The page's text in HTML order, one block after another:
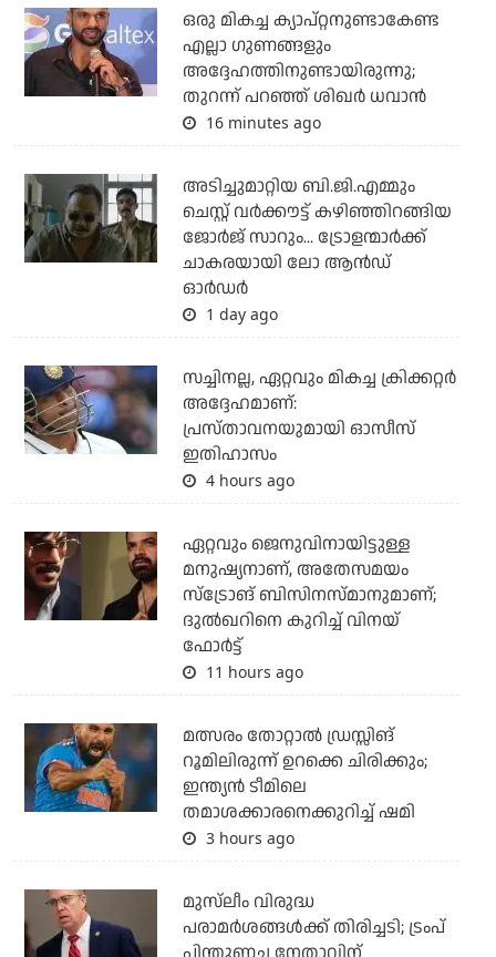
ഒരു മികച്ച ക്യാപ്റ്റനുണ്ടാകേണ്ട
എല്ലാ ഗുണങ്ങളും
അദ്ദേഹത്തിനുണ്ടായിരുന്നു;
തുറന്ന് പറഞ്ഞ് ശിഖര്‍ ധവാന്‍
16 minutes ago
അടിച്ചുമാറ്റിയ ബി.ജി.എമ്മും
ചെസ്റ്റ് വര്‍ക്കൗട്ട് കഴിഞ്ഞിറങ്ങിയ
ജോര്‍ജ് സാറും... ട്രോളന്മാര്‍ക്ക്
ചാകരയായി ലോ ആന്‍ഡ്
ഓര്‍ഡര്‍
1 day ago
സച്ചിനല്ല, ഏറ്റവും മികച്ച ക്രിക്കറ്റര്‍
അദ്ദേഹമാണ്:
പ്രസ്താവനയുമായി ഓസീസ്
ഇതിഹാസം
4 hours ago
ഏറ്റവും ജെനുവിനായിട്ടുള്ള
മനുഷ്യനാണ്, അതേസമയം
സ്‌ട്രോങ് ബിസിനസ്മാനുമാണ്;
ദുല്‍ഖറിനെ കുറിച്ച് വിനയ്
ഫോര്‍ട്ട്
11 hours ago
മത്സരം തോറ്റാല്‍ ഡ്രസ്സിങ്
റൂമിലിരുന്ന് ഉറക്കെ ചിരിക്കും;
ഇന്ത്യന്‍ ടീമിലെ
തമാശക്കാരനെക്കുറിച്ച് ഷമി
3 hours ago
മുസ്‌ലീം വിരുദ്ധ
പരാമര്‍ശങ്ങള്‍ക്ക് തിരിച്ചടി; ട്രംപ്